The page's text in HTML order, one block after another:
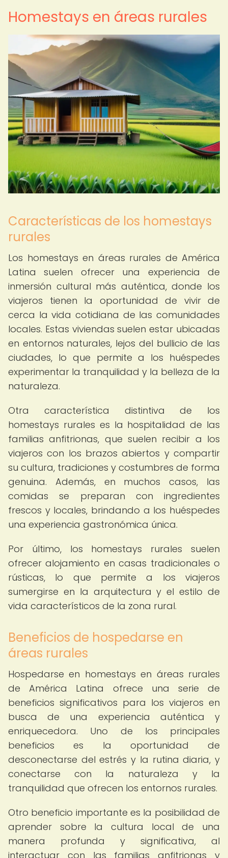
Homestays en áreas rurales
Características de los homestays
rurales
Los homestays en áreas rurales de América
Latina suelen ofrecer una experiencia de
inmersión cultural más auténtica, donde los
viajeros tienen la oportunidad de vivir de
cerca la vida cotidiana de las comunidades
locales. Estas viviendas suelen estar ubicadas
en entornos naturales, lejos del bullicio de las
ciudades, lo que permite a los huéspedes
experimentar la tranquilidad y la belleza de la
naturaleza.
Otra característica distintiva de los
homestays rurales es la hospitalidad de las
familias anfitrionas, que suelen recibir a los
viajeros con los brazos abiertos y compartir
su cultura, tradiciones y costumbres de forma
genuina. Además, en muchos casos, las
comidas se preparan con ingredientes
frescos y locales, brindando a los huéspedes
una experiencia gastronómica única.
Por último, los homestays rurales suelen
ofrecer alojamiento en casas tradicionales o
rústicas, lo que permite a los viajeros
sumergirse en la arquitectura y el estilo de
vida característicos de la zona rural.
Beneficios de hospedarse en
áreas rurales
Hospedarse en homestays en áreas rurales
de América Latina ofrece una serie de
beneficios significativos para los viajeros en
busca de una experiencia auténtica y
enriquecedora. Uno de los principales
beneficios es la oportunidad de
desconectarse del estrés y la rutina diaria, y
conectarse con la naturaleza y la
tranquilidad que ofrecen los entornos rurales.
Otro beneficio importante es la posibilidad de
aprender sobre la cultura local de una
manera profunda y significativa, al
interactuar con las familias anfitrionas y